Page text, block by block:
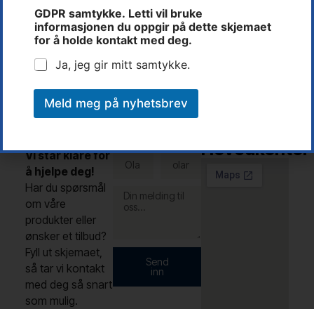
Teknisk Leder
Tlf: 37 14 31 00
rune@letti.no
Kontakt
Vi står klare for
å hjelpe deg!
Har du spørsmål
om våre
produkter eller
ønsker et tilbud?
Fyll ut skjemaet,
så tar vi kontakt
med deg så snart
som mulig.
Send
inn
Hovedkontor
GDPR samtykke. Letti vil bruke
informasjonen du oppgir på dette skjemaet
for å holde kontakt med deg.
Ja, jeg gir mitt samtykke.
Meld meg på nyhetsbrev